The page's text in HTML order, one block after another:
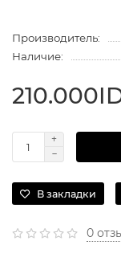
Производитель:
Наличие:
В закладки
0